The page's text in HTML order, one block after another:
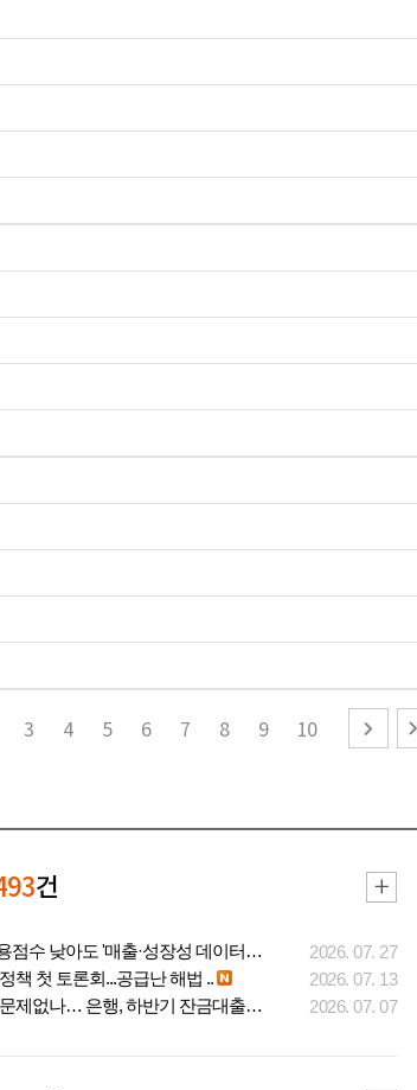
3 4 5 6 7 8 9 10
건
소상공인 신용점수 낮아도 '매출·성장성 데이터..
2026. 07. 27
책 첫 토론회...공급난 해법 ..
2026. 07. 13
아파트 입주 문제없나… 은행, 하반기 잔금대출..
2026. 07. 07